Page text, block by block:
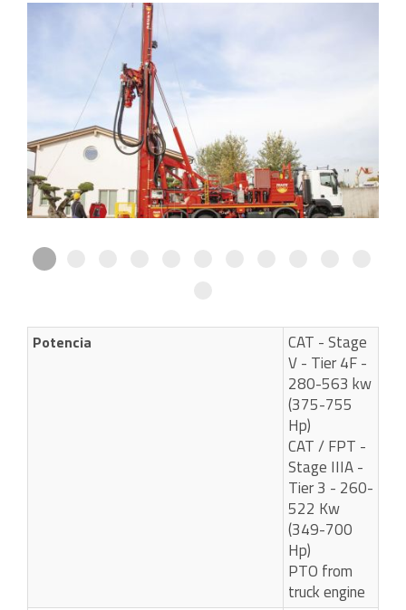
Potencia
CAT - Stage
V - Tier 4F -
280-563 kw
(375-755
Hp)
CAT / FPT -
Stage IIIA -
Tier 3 - 260-
522 Kw
(349-700
Hp)
PTO from
truck engine